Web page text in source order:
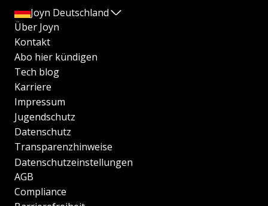
Joyn Deutschland
Über Joyn
Kontakt
Abo hier kündigen
Tech blog
Karriere
Impressum
Jugendschutz
Datenschutz
Transparenzhinweise
Datenschutzeinstellungen
AGB
Compliance